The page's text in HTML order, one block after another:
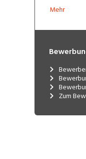
intensiver.
Zeit wird
begleitet
und von
Tiefen des
Sie sich
Mehr
Zum